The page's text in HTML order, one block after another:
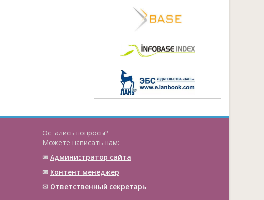
Остались вопросы?
Можете написать нам:
✉ Администратор сайта
✉ Контент менеджер
✉ Ответственный cекретарь